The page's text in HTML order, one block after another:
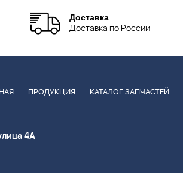
Доставка
Доставка по России
ПРОДУКЦИЯ КАТАЛОГ ЗАПЧАСТЕЙ
4А